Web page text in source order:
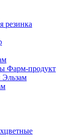
резинка
Фарм-продукт